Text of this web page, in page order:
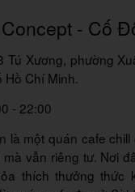
- Cố
Tú Xương, phường
Hồ Chí Minh.
- 22:00
là một quán cafe chill
vẫn riêng tư. Nơi
thích thưởng thức